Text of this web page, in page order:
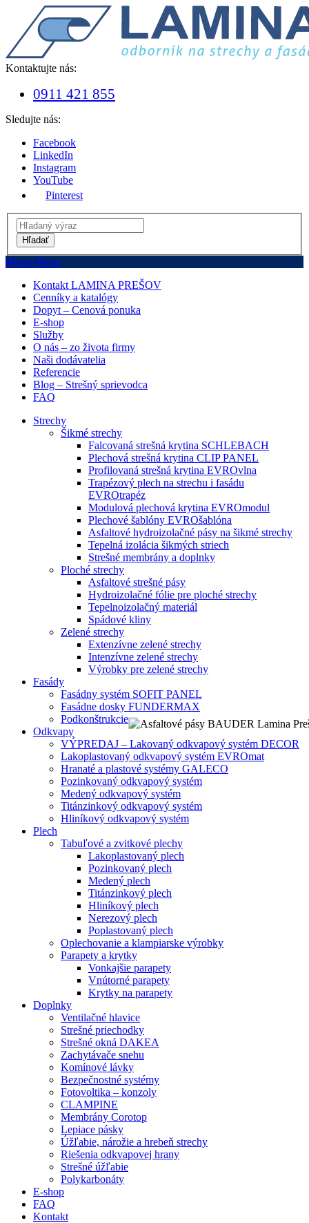
Kontaktujte nás:
0911 421 855
Sledujte nás:
Facebook
LinkedIn
Instagram
YouTube
Pinterest
Hľadať
Menu Menu
Kontakt LAMINA PREŠOV
Cenníky a katalógy
Dopyt – Cenová ponuka
E-shop
Služby
O nás – zo života firmy
Naši dodávatelia
Referencie
Blog – Strešný sprievodca
FAQ
Strechy
Šikmé strechy
Falcovaná strešná krytina SCHLEBACH
Plechová strešná krytina CLIP PANEL
Profilovaná strešná krytina EVROvlna
Trapézový plech na strechu i fasádu
EVROtrapéz
Modulová plechová krytina EVROmodul
Plechové šablóny EVROšablóna
Asfaltové hydroizolačné pásy na šikmé strechy
Tepelná izolácia šikmých striech
Strešné membrány a doplnky
Ploché strechy
Asfaltové strešné pásy
Hydroizolačné fólie pre ploché strechy
Tepelnoizolačný materiál
Spádové kliny
Zelené strechy
Extenzívne zelené strechy
Intenzívne zelené strechy
Výrobky pre zelené strechy
Fasády
Fasádny systém SOFIT PANEL
Fasádne dosky FUNDERMAX
Podkonštrukcie
Odkvapy
VÝPREDAJ – Lakovaný odkvapový systém DECOR
Lakoplastovaný odkvapový systém EVROmat
Hranaté a plastové systémy GALECO
Pozinkovaný odkvapový systém
Medený odkvapový systém
Titánzinkový odkvapový systém
Hliníkový odkvapový systém
Plech
Tabuľové a zvitkové plechy
Lakoplastovaný plech
Pozinkovaný plech
Medený plech
Titánzinkový plech
Hliníkový plech
Nerezový plech
Poplastovaný plech
Oplechovanie a klampiarske výrobky
Parapety a krytky
Vonkajšie parapety
Vnútorné parapety
Krytky na parapety
Doplnky
Ventilačné hlavice
Strešné priechodky
Strešné okná DAKEA
Zachytávače snehu
Komínové lávky
Bezpečnostné systémy
Fotovoltika – konzoly
CLAMPINE
Membrány Corotop
Lepiace pásky
Úžľabie, nárožie a hrebeň strechy
Riešenia odkvapovej hrany
Strešné úžľabie
Polykarbonáty
E-shop
FAQ
Kontakt